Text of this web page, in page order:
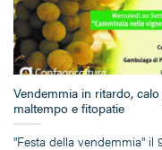
Vendemmia in ritardo,
maltempo e fitopatie
"Festa della vendemmia" il